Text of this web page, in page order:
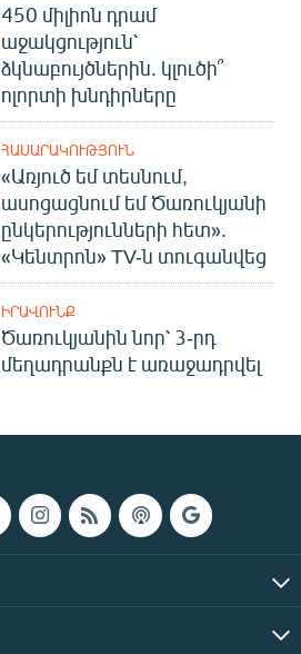
450 միլիոն դրամ
աջակցություն՝
ձկնաբույծներին. կլուծի՞
ոլորտի խնդիրները
ՀԱՍԱՐԱԿՈՒԹՅՈՒՆ
«Առյուծ եմ տեսնում,
ասոցացնում եմ Ծառուկյանի
ընկերությունների հետ».
«Կենտրոն» TV-ն տուգանվեց
ԻՐԱՎՈՒՆՔ
Ծառուկյանին նոր՝ 3-րդ
մեղադրանքն է առաջադրվել